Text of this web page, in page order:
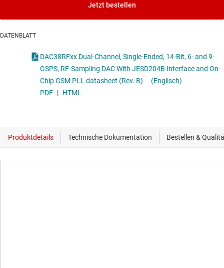
Jetzt bestellen
DATENBLATT
DAC38RFxx Dual-Channel, Single-Ended, 14-Bit, 6- and 9-
GSPS, RF-Sampling DAC With JESD204B Interface and On-
Chip GSM PLL datasheet (Rev. B)
(Englisch)
PDF | HTML